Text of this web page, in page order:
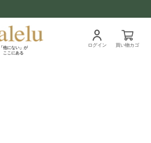
「他にない」が
ここにある
ログイン 買い物カゴ